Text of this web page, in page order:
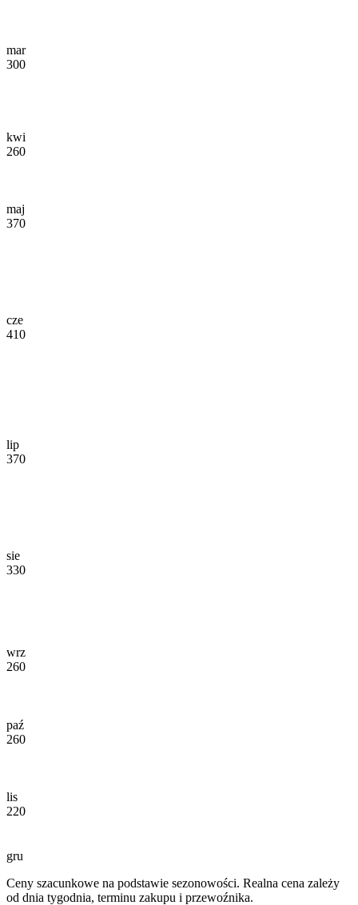
mar
300
kwi
260
maj
370
cze
410
lip
370
sie
330
wrz
260
paź
260
lis
220
gru
Ceny szacunkowe na podstawie sezonowości. Realna cena zależy
od dnia tygodnia, terminu zakupu i przewoźnika.